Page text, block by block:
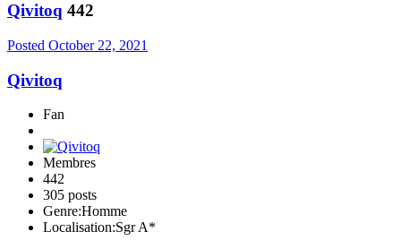
Qivitoq 442
Posted October 22, 2021
Qivitoq
Fan
Membres
442
305 posts
Genre:Homme
Localisation:Sgr A*